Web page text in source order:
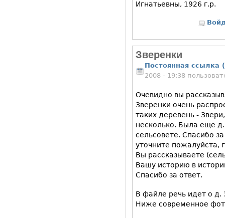
Игнатьевны, 1926 г.р.
Зверенки
Постоянная ссылка
2008 - 19:38
Очевидно вы
Зверенки очень
таких деревень -
несколько. Была еще
сельсовете. Спасибо
уточните пожалуйста,
Вы рассказываете
Вашу историю в
Спасибо за ответ.
В файле речь идет о д.
Ниже современное